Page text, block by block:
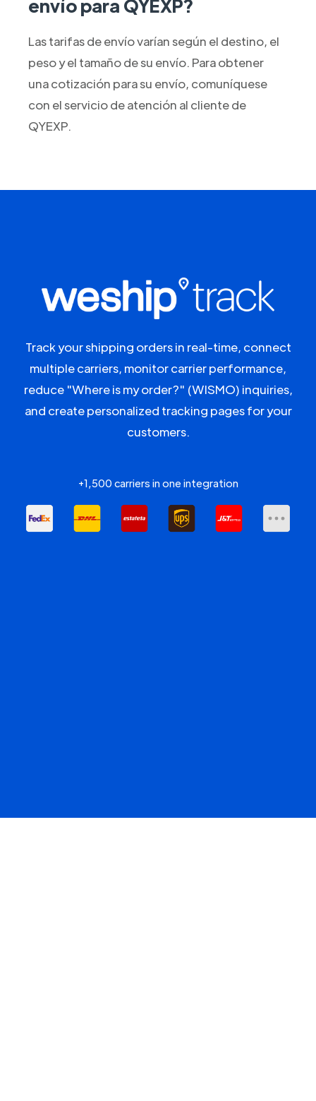
envío para QYEXP?
Las tarifas de envío varían según el destino, el
peso y el tamaño de su envío. Para obtener
una cotización para su envío, comuníquese
con el servicio de atención al cliente de
QYEXP.
Track your shipping orders in real-time, connect
multiple carriers, monitor carrier performance,
reduce "Where is my order?" (WISMO) inquiries,
and create personalized tracking pages for your
customers.
+1,500 carriers in one integration